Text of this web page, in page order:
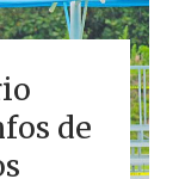
de